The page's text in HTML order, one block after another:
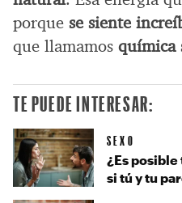
porque se siente
que llamamos química
TE PUEDE INTERESAR:
SEXO
¿Es
si tú y tu